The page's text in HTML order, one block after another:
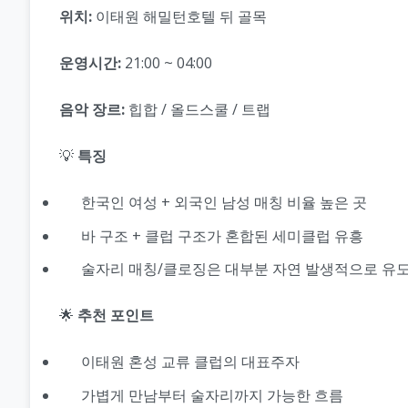
위치: 이태원 해밀턴호텔 뒤 골목
운영시간: 21:00 ~ 04:00
음악 장르: 힙합 / 올드스쿨 / 트랩
💡 특징
한국인 여성 + 외국인 남성 매칭 비율 높은 곳
바 구조 + 클럽 구조가 혼합된 세미클럽 유흥
술자리 매칭/클로징은 대부분 자연 발생적으로 유
🌟 추천 포인트
이태원 혼성 교류 클럽의 대표주자
가볍게 만남부터 술자리까지 가능한 흐름